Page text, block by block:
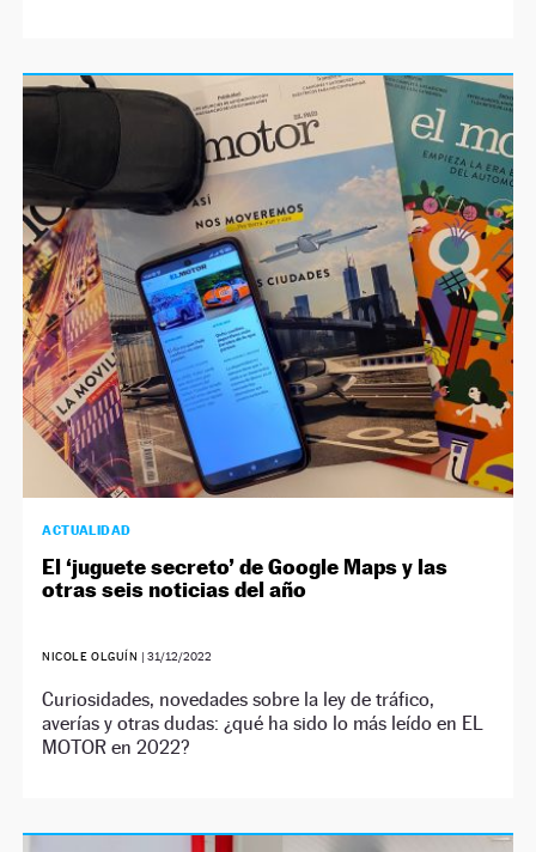
ACTUALIDAD
El ‘juguete secreto’ de Google Maps y las
otras seis noticias del año
NICOLE OLGUÍN |31/12/2022
Curiosidades, novedades sobre la ley de tráfico,
averías y otras dudas: ¿qué ha sido lo más leído en EL
MOTOR en 2022?